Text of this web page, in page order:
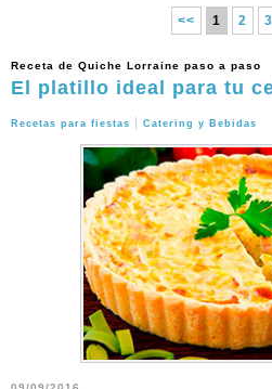
<<
1 2 3
Receta de Quiche Lorraine paso a paso
El platillo ideal para tu
Recetas para fiestas Catering y Bebidas